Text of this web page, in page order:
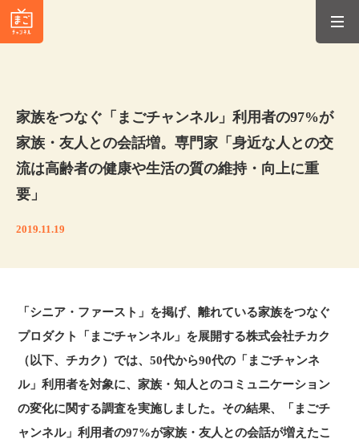
家族をつなぐ「まごチャンネル」利用者の97%が
家族・友人との会話増。専門家「身近な人との交
流は高齢者の健康や生活の質の維持・向上に重
要」
2019.11.19
「シニア・ファースト」を掲げ、離れている家族をつなぐ
プロダクト「まごチャンネル」を展開する株式会社チカク
（以下、チカク）では、50代から90代の「まごチャンネ
ル」利用者を対象に、家族・知人とのコミュニケーション
の変化に関する調査を実施しました。その結果、「まごチ
ャンネル」利用者の97%が家族・友人との会話が増えたこ